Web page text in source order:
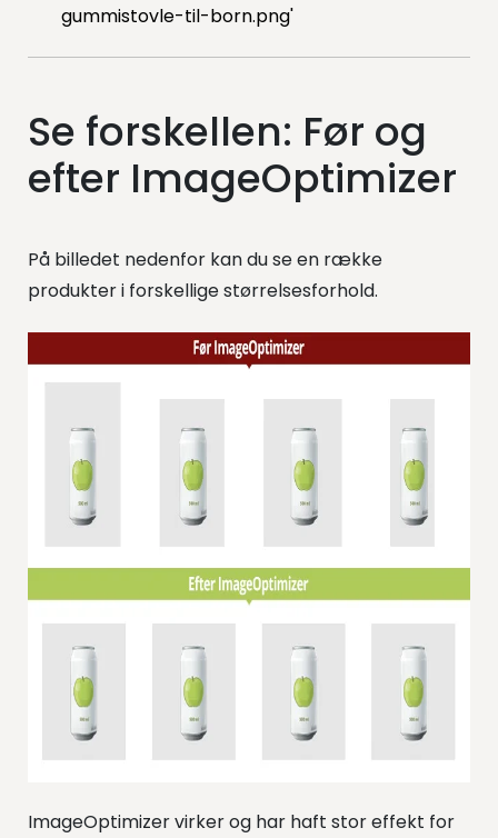
gummistovle-til-born.png'
Se forskellen: Før og
efter ImageOptimizer
På billedet nedenfor kan du se en række
produkter i forskellige størrelsesforhold.
ImageOptimizer virker og har haft stor effekt for